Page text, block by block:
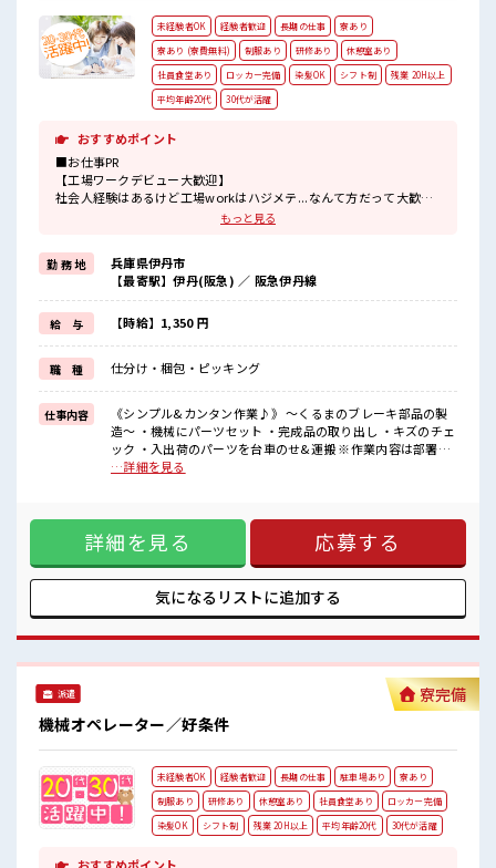
未経験者OK 経験者歓迎 長期の仕事
寮あり
寮あり (寮費無料)
制服あり 研修あり
休憩室あり
社員食堂あり
ロッカー完備 染髪OK シフト制
残業 20H以上
平均年齢20代
30代が活躍
おすすめポイント
■お仕事PR
【工場ワークデビュー大歓迎】
社会人経験はあるけど工場workはハジメテ...なんて方だって大歓迎
【住まい情報】
寮費は「無料」◎その分ガンガン貯金ができちゃう？
お部屋はプライベートバッチリな「ワンルーム」♪
さらにテレビ・冷暖房・洗濯機・エアコン・電子レンジは備え付
け！
寮の周辺にはコンビニや飲食店・商業施設もあり便利☆
赴任時は現地までの移動交通費支給！
【正社員登用制度あり】正社員登用の実績があるので「正社員」を
目指せるやりがいのある職場！
■職場の雰囲気
女性スタッフさんから「働きやすい」と太鼓判を頂いています！
作業着があるので事前の準備不要♪
有給休憩あり！
社員食堂あり☆
#ryo
もっと見る
勤 務 地
兵庫県伊丹市
【最寄駅】伊丹(阪急) ／ 阪急伊丹線
給 与 【時給】1,350 円
職 種 仕分け・梱包・ピッキング
仕事内容
《シンプル&カンタン作業♪》 ～くるまのブレーキ部品の製
造～ ・機械にパーツセット ・完成品の取り出し ・キズのチェ
ック ・入出荷のパーツを台車のせ&運搬 ※作業内容は部署に
よる ※寮アリのお仕事！一人暮らしスタートにもピッタリ♪
情報】 寮費は「無料」◎その分ガンガン貯金ができちゃう？
お部屋はプライベートバッチリな「ワンルーム」♪ さらにテ
レビ・冷暖房・洗濯機・エアコン・電子レンジは備え付け！
寮の周辺にはコンビニや飲食店・商業施設もあり便利☆ 赴任
時は現地までの移動交通費支給！ 【正社員登用制度あり】正
社員登用の実績があるので「正社員」を目指せるやりがいの
い」と太鼓判を頂いています！ もちろん男性スタッフさんも
活躍中！ キバツ過ぎなければ髪のカラーリングOK♪ 作業着
があるので事前の準備不要♪ 有給休憩あり！ 社員食堂あり☆
…詳細を見る
詳細を見る 応募する
気になるリストに追加する
派遣
機械オペレーター／好条件
寮完備
未経験者OK 経験者歓迎 長期の仕事 駐車場あり
寮あり
制服あり
研修あり 休憩室あり 社員食堂あり
ロッカー完備
染髪OK
シフト制 残業 20H以上 平均年齢20代 30代が活躍